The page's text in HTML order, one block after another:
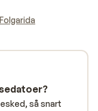
Folgarida
så snart